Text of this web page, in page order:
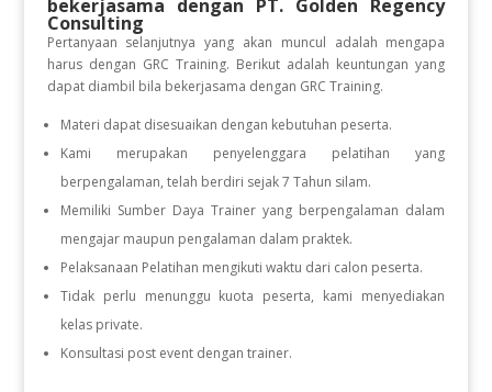
bekerjasama dengan PT. Golden Regency
Consulting
Pertanyaan selanjutnya yang akan muncul adalah mengapa
harus dengan GRC Training. Berikut adalah keuntungan yang
dapat diambil bila bekerjasama dengan GRC Training.
Materi dapat disesuaikan dengan kebutuhan peserta.
Kami merupakan penyelenggara pelatihan yang
berpengalaman, telah berdiri sejak 7 Tahun silam.
Memiliki Sumber Daya Trainer yang berpengalaman dalam
mengajar maupun pengalaman dalam praktek.
Pelaksanaan Pelatihan mengikuti waktu dari calon peserta.
Tidak perlu menunggu kuota peserta, kami menyediakan
kelas private.
Konsultasi post event dengan trainer.